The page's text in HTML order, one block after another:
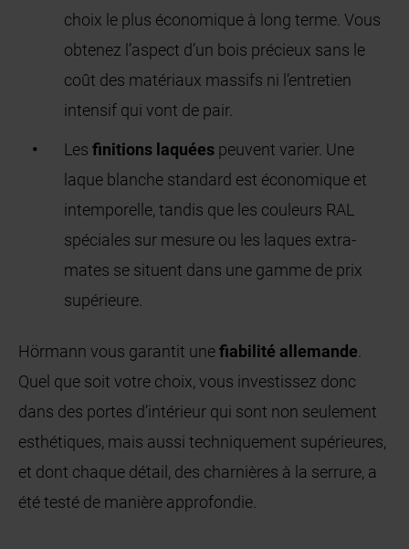
choix le plus économique à long terme. Vous
obtenez l’aspect d’un bois précieux sans le
coût des matériaux massifs ni l’entretien
intensif qui vont de pair.
Les finitions laquées peuvent varier. Une
laque blanche standard est économique et
intemporelle, tandis que les couleurs RAL
spéciales sur mesure ou les laques extra-
mates se situent dans une gamme de prix
supérieure.
Hörmann vous garantit unefiabilité allemande
Quel que soit votre choix, vous investissez donc
dans des portes d’intérieur qui sont non seulement
esthétiques, mais aussi techniquement supérieures,
et dont chaque détail, des charnières à la serrure, a
été testé de manière approfondie.